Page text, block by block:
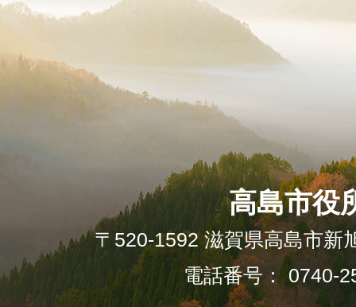
高島市役
〒520-1592 滋賀県高島市新
電話番号： 0740-